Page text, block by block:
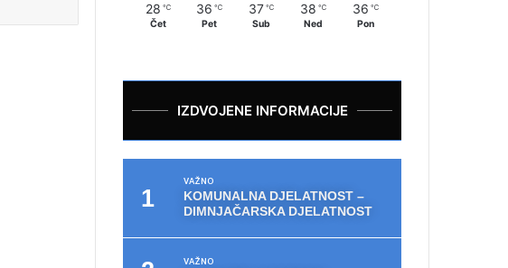
28 ℃
Čet
36 ℃
Pet
37 ℃
Sub
38 ℃
Ned
36 ℃
Pon
IZDVOJENE INFORMACIJE
VAŽNO
KOMUNALNA DJELATNOST –
DIMNJAČARSKA DJELATNOST
VAŽNO